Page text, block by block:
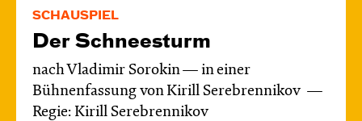
SCHAUSPIEL
Der Schnee­sturm
nach Vladimir Sorokin — in einer
Bühnenfassung von Kirill Serebrennikov
Regie: Kirill Serebrennikov